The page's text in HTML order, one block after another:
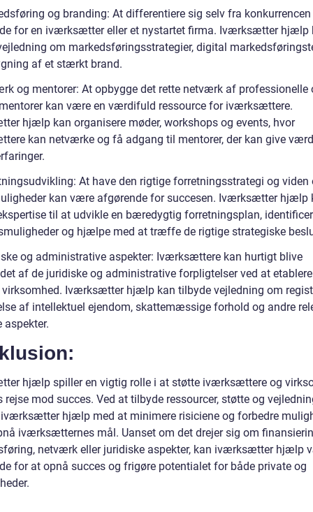
og branding: At differentiere sig selv fra konkurrencen
for en iværksætter eller et nystartet firma. Iværksætter hjælp
om markedsføringsstrategier, digital
af et stærkt brand.
og mentorer: At opbygge det rette netværk af professionelle
kan være en værdifuld ressource for iværksættere.
hjælp kan organisere møder, workshops og events, hvor
kan netværke og få adgang til mentorer, der kan give
At have den rigtige forretningsstrategi og viden
kan være afgørende for succesen. Iværksætter hjælp
til at udvikle en bæredygtig forretningsplan,
og hjælpe med at træffe de rigtige strategiske
og administrative aspekter: Iværksættere kan hurtigt blive
af de juridiske og administrative forpligtelser ved at
virksomhed. Iværksætter hjælp kan tilbyde vejledning om
af intellektuel ejendom, skattemæssige forhold og andre
aspekter.
hjælp spiller en vigtig rolle i at støtte iværksættere og
rejse mod succes. Ved at tilbyde ressourcer, støtte og
hjælp med at minimere risiciene og forbedre
iværksætternes mål. Uanset om det drejer sig om
netværk eller juridiske aspekter, kan iværksætter hjælp
for at opnå succes og frigøre potentialet for både private og